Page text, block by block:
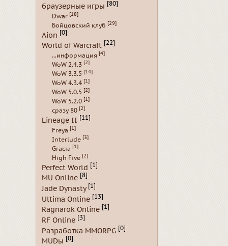
браузерные игры [80]
Dwar [18]
Бойцовский клуб [29]
Aion [0]
World of Warcraft [22]
...информация [4]
WoW 2.4.3 [2]
WoW 3.3.5 [14]
WoW 4.3.4 [1]
WoW 5.0.5 [2]
WoW 5.2.0 [1]
сразу 80 [2]
Lineage II [11]
Freya [1]
Interlude [3]
Gracia [1]
High Five [2]
Perfect World [1]
MU Online [8]
Jade Dynasty [1]
Ultima Online [13]
Ragnarok Online [1]
RF Online [3]
Разработка MMORPG [0]
MUDы [0]